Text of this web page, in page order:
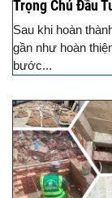
Trọng Chủ Đầu
Sau khi hoàn
gần như hoàn
bước...